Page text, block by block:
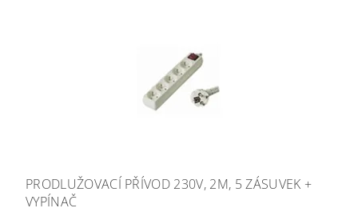
PRODLUŽOVACÍ PŘÍVOD 230V, 2M, 5 ZÁSUVEK +
VYPÍNAČ